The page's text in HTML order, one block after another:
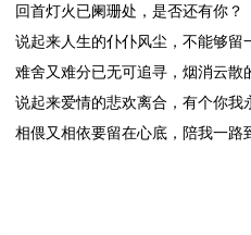
回首灯火已阑珊处，是否还有你？
说起来人生的仆仆风尘，不能够留
难舍又难分已无可追寻，烟消云散
说起来爱情的悲欢离合，有个你我
相偎又相依要留在心底，陪我一路